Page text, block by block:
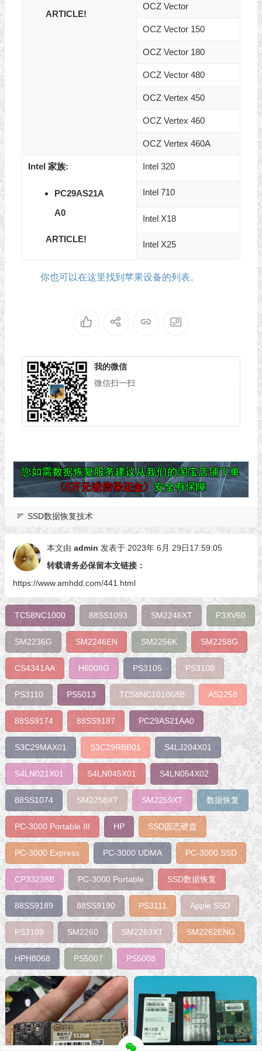
ARTICLE!
OCZ Vector
OCZ Vector 150
OCZ Vector 180
OCZ Vector 480
OCZ Vertex 450
OCZ Vertex 460
OCZ Vertex 460A
Intel 家族:
PC29AS21A
A0
ARTICLE!
Intel 320
Intel 710
Intel X18
Intel X25
你也可以在这里找到苹果设备的列表。
我的微信
微信扫一扫
SSD数据恢复技术
本文由 admin 发表于 2023年 6月 29日17:59:05
转载请务必保留本文链接：
https://www.amhdd.com/441.html
TC58NC1000 88SS1093 SM2246XT P3XV60
SM2236G SM2246EN SM2256K SM2258G
CS4341AA H6008G PS3105 PS3108
PS3110 PS5013 TC58NC101068B AS2258
88SS9174 88SS9187 PC29AS21AA0
S3C29MAX01 S3C29RBB01 S4LJ204X01
S4LN021X01 S4LN045X01 S4LN054X02
88SS1074 SM2258XT SM2259XT 数据恢复
PC-3000 Portable III HP SSD固态硬盘
PC-3000 Express PC-3000 UDMA PC-3000 SSD
CP33238B PC-3000 Portable SSD数据恢复
88SS9189 88SS9190 PS3111 Apple SSD
PS3109 SM2260 SM2263XT SM2262ENG
HPH8068 PS5007 PS5008